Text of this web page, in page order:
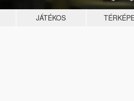
JÁTÉKOS